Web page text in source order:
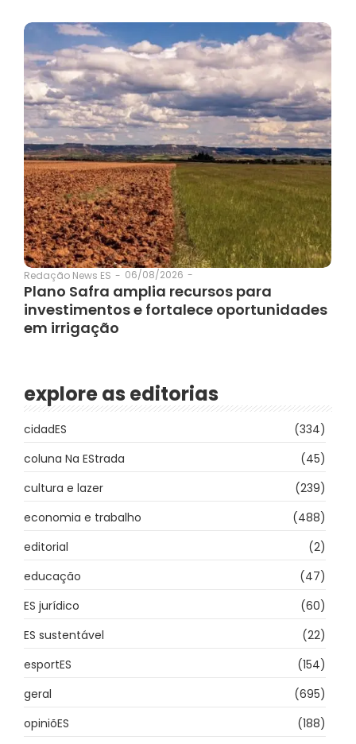
Redação News ES - 06/08/2026 -
Plano Safra amplia recursos para
investimentos e fortalece oportunidades
em irrigação
explore as editorias
cidadES
(334)
coluna Na EStrada
(45)
cultura e lazer
(239)
economia e trabalho
(488)
editorial
(2)
educação
(47)
ES jurídico
(60)
ES sustentável
(22)
esportES
(154)
geral
(695)
opiniõES
(188)